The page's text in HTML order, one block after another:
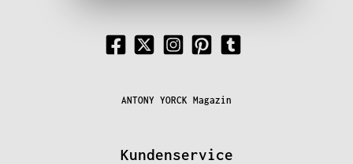
ANTONY YORCK Magazin
Kundenservice